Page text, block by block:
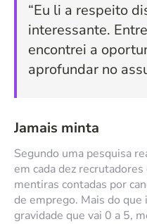
“Eu li a respeito
interessante.
encontrei a
aprofundar no
Jamais minta
Segundo uma pesquisa
em cada dez
mentiras contadas por
de emprego. Mais do que
gravidade que vai 0 a 5,